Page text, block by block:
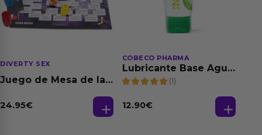
DIVERTY SEX
Juego de Mesa de las
24.95€
COBECO PHARMA
Lubricante Base Agua
100% Natural 125 ml
(1)
12.90€